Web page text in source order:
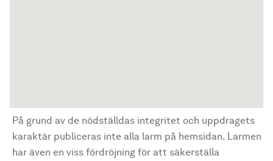
På grund av de nödställdas integritet och uppdragets
karaktär publiceras inte alla larm på hemsidan. Larmen
har även en viss fördröjning för att säkerställa